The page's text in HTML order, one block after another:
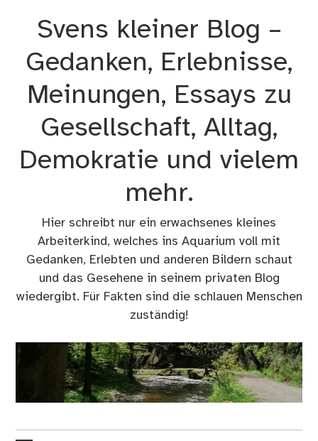
Svens kleiner Blog –
Gedanken, Erlebnisse,
Meinungen, Essays zu
Gesellschaft, Alltag,
Demokratie und vielem
mehr.
Hier schreibt nur ein erwachsenes kleines
Arbeiterkind, welches ins Aquarium voll mit
Gedanken, Erlebten und anderen Bildern schaut
und das Gesehene in seinem privaten Blog
wiedergibt. Für Fakten sind die schlauen Menschen
zuständig!